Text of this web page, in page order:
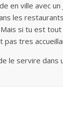
en ville avec
les
si tu est tout
pas tres
le servire dans